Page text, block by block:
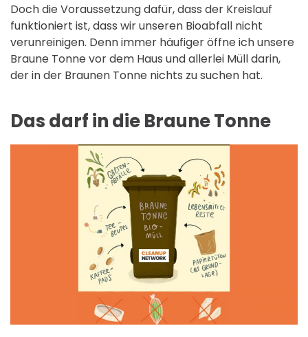
Doch die Voraussetzung dafür, dass der Kreislauf
funktioniert ist, dass wir unseren Bioabfall nicht
verunreinigen. Denn immer häufiger öffne ich unsere
Braune Tonne vor dem Haus und allerlei Müll darin,
der in der Braunen Tonne nichts zu suchen hat.
Das darf in die Braune Tonne